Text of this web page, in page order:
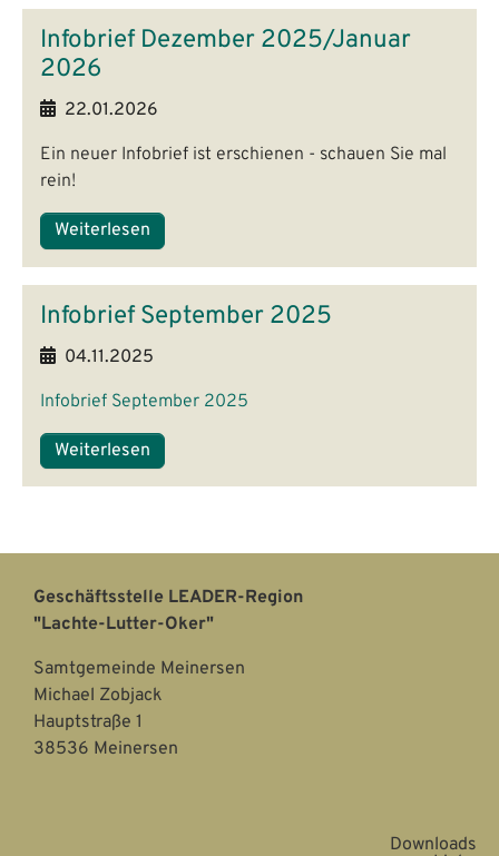
Infobrief Dezember 2025/Januar
2026
22.01.2026
Ein neuer Infobrief ist erschienen - schauen Sie mal
rein!
Weiterlesen
Infobrief September 2025
04.11.2025
Infobrief September 2025
Weiterlesen
Geschäftsstelle LEADER-Region
"Lachte-Lutter-Oker"
Samtgemeinde Meinersen
Michael Zobjack
Hauptstraße 1
38536 Meinersen
Downloads